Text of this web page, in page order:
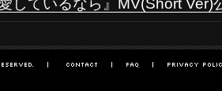
しているなら』MV(Short Ver)